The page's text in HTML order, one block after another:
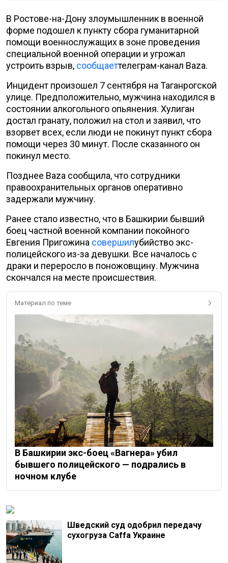
В Ростове-на-Дону злоумышленник в военной
форме подошел к пункту сбора гуманитарной
помощи военнослужащих в зоне проведения
специальной военной операции и угрожал
устроить взрыв, сообщаеттелеграм-канал Baza.
Инцидент произошел 7 сентября на Таганрогской
улице. Предположительно, мужчина находился в
состоянии алкогольного опьянения. Хулиган
достал гранату, положил на стол и заявил, что
взорвет всех, если люди не покинут пункт сбора
помощи через 30 минут. После сказанного он
покинул место.
Позднее Baza сообщила, что сотрудники
правоохранительных органов оперативно
задержали мужчину.
Ранее стало известно, что в Башкирии бывший
боец частной военной компании покойного
Евгения Пригожина совершилубийство экс-
полицейского из-за девушки. Все началось с
драки и переросло в поножовщину. Мужчина
скончался на месте происшествия.
Материал по теме
В Башкирии экс-боец «Вагнера» убил
бывшего полицейского — подрались в
ночном клубе
Шведский суд одобрил передачу
сухогруза Caffa Украине